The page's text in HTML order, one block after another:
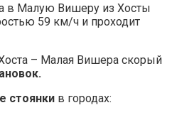
в Малую Вишеру из Хосты
59 км/ч и проходит
– Малая Вишера скорый
стоянки в городах: